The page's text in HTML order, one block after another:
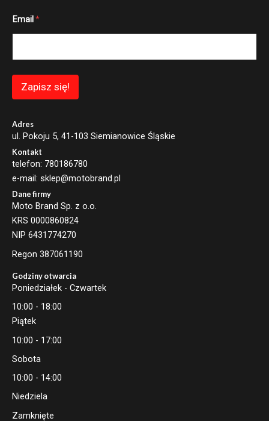
E
l
i
Email *
Zapisz się!
Adres
ul. Pokoju 5, 41-103 Siemianowice Śląskie
Kontakt
telefon: 780186780
e-mail: sklep@motobrand.pl
Dane firmy
Moto Brand Sp. z o.o.
KRS 0000860824
NIP 6431774270
Regon 387061190
Godziny otwarcia
Poniedziałek - Czwartek
10:00 - 18:00
Piątek
10:00 - 17:00
Sobota
10:00 - 14:00
Niedziela
Zamknięte